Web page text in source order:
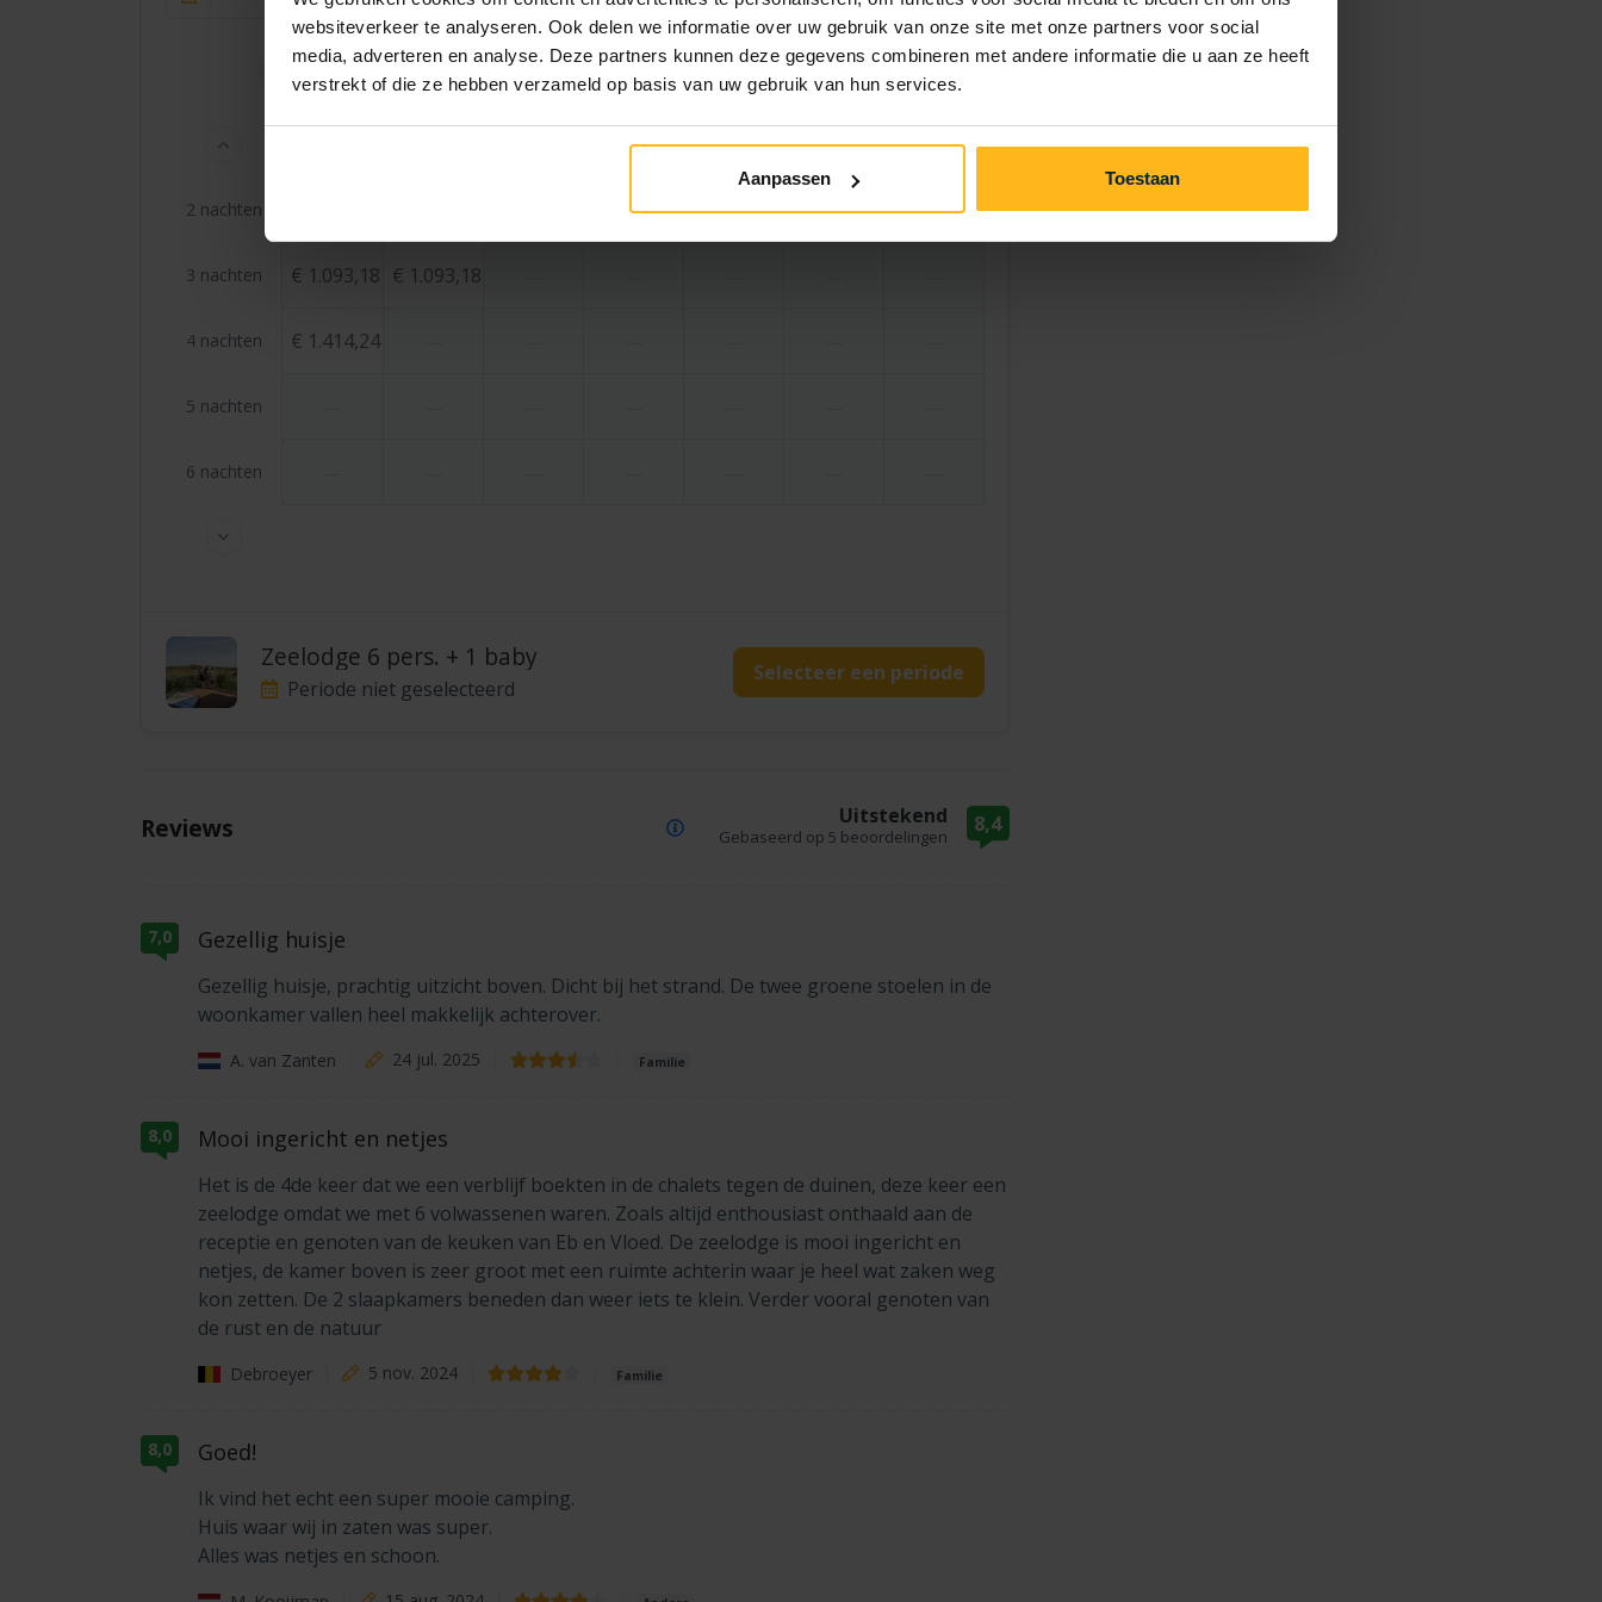
websiteverkeer te analyseren. Ook delen we informatie over uw gebruik van onze site met onze partners voor social
media, adverteren en analyse. Deze partners kunnen deze gegevens combineren met andere informatie die u aan ze heeft
verstrekt of die ze hebben verzameld op basis van uw gebruik van hun services.
Aanpassen Toestaan
Vorige Volgende
do 3 sep. vr 4 sep. za 5 sep. zo 6 sep.
2 nachten — — — —
3 nachten € 1.093,18 € 1.093,18
4 nachten € 1.414,24
5 nachten
6 nachten
Zeelodge 6 pers. + 1 baby
Periode niet geselecteerd
Selecteer een periode
Reviews Uitstekend
Gebaseerd op 5 beoordelingen 8,4
7,0 Gezellig huisje
Gezellig huisje, prachtig uitzicht boven. Dicht bij het strand. De twee groene stoelen in de
woonkamer vallen heel makkelijk achterover.
A. van Zanten 24 jul. 2025 Familie
8,0 Mooi ingericht en netjes
Het is de 4de keer dat we een verblijf boekten in de chalets tegen de duinen, deze keer een
zeelodge omdat we met 6 volwassenen waren. Zoals altijd enthousiast onthaald aan de
receptie en genoten van de keuken van Eb en Vloed. De zeelodge is mooi ingericht en
netjes, de kamer boven is zeer groot met een ruimte achterin waar je heel wat zaken weg
kon zetten. De 2 slaapkamers beneden dan weer iets te klein. Verder vooral genoten van
de rust en de natuur
Debroeyer 5 nov. 2024 Familie
8,0 Goed!
Ik vind het echt een super mooie camping.
Huis waar wij in zaten was super.
Alles was netjes en schoon.